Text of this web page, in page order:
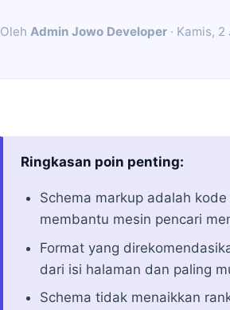
Oleh Admin Jowo Developer · Kamis, 2
Ringkasan poin penting:
Schema markup adalah
membantu mesin pencari
Format yang
dari isi halaman dan paling
Schema tidak menaikkan